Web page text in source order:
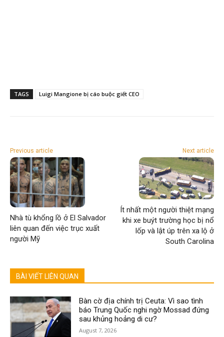
TAGS Luigi Mangione bị cáo buộc giết CEO
Previous article
Nhà tù khổng lồ ở El Salvador
liên quan đến việc trục xuất
người Mỹ
Next article
Ít nhất một người thiệt mạng
khi xe buýt trường học bị nổ
lốp và lật úp trên xa lộ ở
South Carolina
BÀI VIẾT LIÊN QUAN
Bàn cờ địa chính trị Ceuta: Vì sao tình
báo Trung Quốc nghi ngờ Mossad đứng
sau khủng hoảng di cư?
August 7, 2026